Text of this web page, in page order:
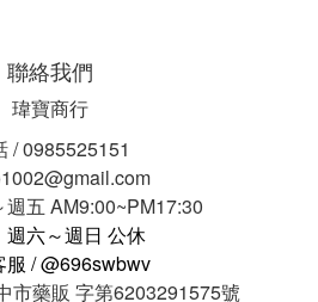
聯絡我們
瑋寶商行
/ 0985525151
週五 AM9:00~PM17:30
週六～週日 公休
服 / @696swbwv
市藥販 字第6203291575號